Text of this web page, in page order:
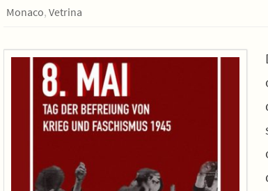
Monaco, Vetrina